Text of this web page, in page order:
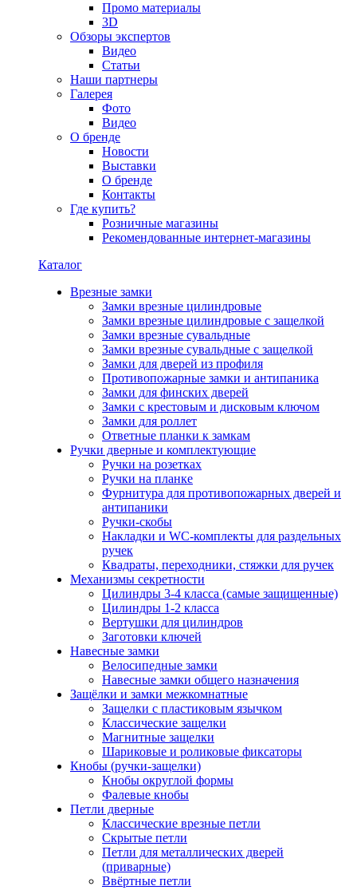
Промо материалы
3D
Обзоры экспертов
Видео
Статьи
Наши партнеры
Галерея
Фото
Видео
О бренде
Новости
Выставки
О бренде
Контакты
Где купить?
Розничные магазины
Рекомендованные интернет-магазины
Каталог
Врезные замки
Замки врезные цилиндровые
Замки врезные цилиндровые с защелкой
Замки врезные сувальдные
Замки врезные сувальдные с защелкой
Замки для дверей из профиля
Противопожарные замки и антипаника
Замки для финских дверей
Замки с крестовым и дисковым ключом
Замки для роллет
Ответные планки к замкам
Ручки дверные и комплектующие
Ручки на розетках
Ручки на планке
Фурнитура для противопожарных дверей и
антипаники
Ручки-скобы
Накладки и WC-комплекты для раздельных
ручек
Квадраты, переходники, стяжки для ручек
Механизмы секретности
Цилиндры 3-4 класса (самые защищенные)
Цилиндры 1-2 класса
Вертушки для цилиндров
Заготовки ключей
Навесные замки
Велосипедные замки
Навесные замки общего назначения
Защёлки и замки межкомнатные
Защелки с пластиковым язычком
Классические защелки
Магнитные защелки
Шариковые и роликовые фиксаторы
Кнобы (ручки-защелки)
Кнобы округлой формы
Фалевые кнобы
Петли дверные
Классические врезные петли
Скрытые петли
Петли для металлических дверей
(приварные)
Ввёртные петли